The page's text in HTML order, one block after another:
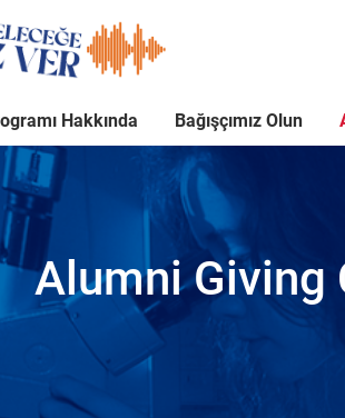
Hakkında Bağışçımız Olun
Alumni Giving